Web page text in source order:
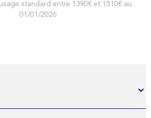
standard entre 1390€ et 1510€ au
01/01/2026